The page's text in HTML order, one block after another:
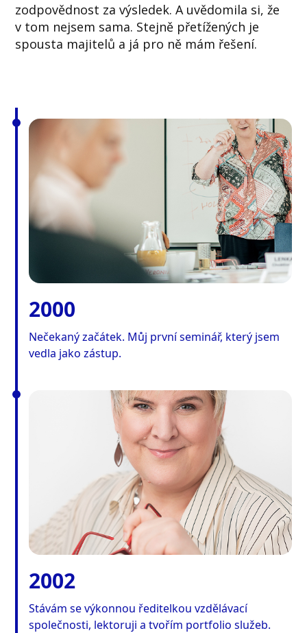
zodpovědnost za výsledek. A uvědomila si, že
v tom nejsem sama. Stejně přetížených je
spousta majitelů a já pro ně mám řešení.
2000
Nečekaný začátek. Můj první seminář, který jsem
vedla jako zástup.
2002
Stávám se výkonnou ředitelkou vzdělávací
společnosti, lektoruji a tvořím portfolio služeb.